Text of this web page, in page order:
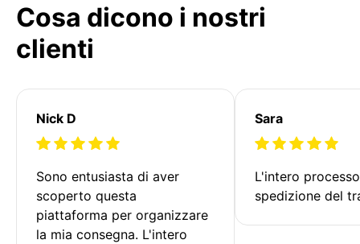
Cosa dicono i nostri
clienti
Nick D
Sono entusiasta di aver
scoperto questa
piattaforma per organizzare
la mia consegna. L'intero
Sara
L'intero
spedizione del